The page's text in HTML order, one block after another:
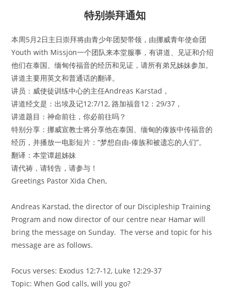
特别崇拜通知
本周5月2日主日崇拜将由青少年团契带领，由挪威青年使命团
Youth with Missjon一个团队来本堂服事，有讲道、见证和介绍
他们在泰国、缅甸传福音的经历和见证，请所有弟兄姊妹参加。
讲道主要用英文和普通话的翻译。
讲员：威使徒训练中心的主任Andreas Karstad，
讲道经文是：出埃及记12:7/12, 路加福音12：29/37，
讲道题目：神命前往，你必前往吗？
特别分享：挪威宣教士将分享他在泰国、缅甸的傣族中传福音的
经历，并播放一电影短片：“梦想自由-傣族和被遗忘的人们”。
翻译：本堂谭超姊妹
请代祷，请转告，请参与！
Greetings Pastor Xida Chen,
Andreas Karstad, the director of our Discipleship Training
Program and now director of our centre near Hamar will
bring the message on Sunday. The verse and topic for his
message are as follows.
Focus verses: Exodus 12:7-12, Luke 12:29-37
Topic: When God calls, will you go?